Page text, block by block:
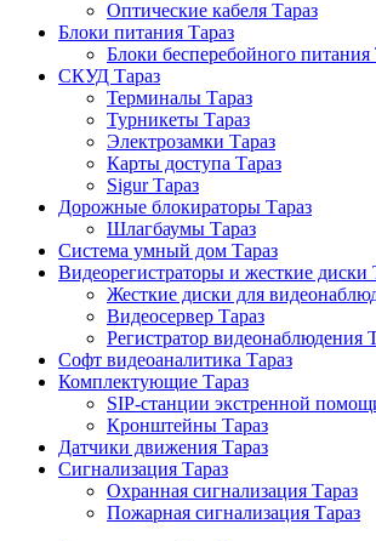
Оптические кабеля Тараз
Блоки питания Тараз
Блоки бесперебойного питания
СКУД Тараз
Терминалы Тараз
Турникеты Тараз
Электрозамки Тараз
Карты доступа Тараз
Sigur Тараз
Дорожные блокираторы Тараз
Шлагбаумы Тараз
Система умный дом Тараз
Видеорегистраторы и жесткие диски
Жесткие диски для
Видеосервер Тараз
Регистратор видеонаблюдения
Софт видеоаналитика Тараз
Комплектующие Тараз
SIP-станции экстренной
Кронштейны Тараз
Датчики движения Тараз
Сигнализация Тараз
Охранная сигнализация Тараз
Пожарная сигнализация Тараз